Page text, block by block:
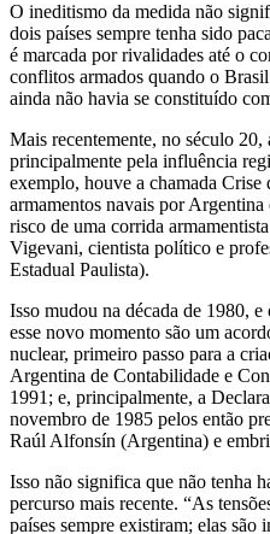
O ineditismo da medida não
dois países sempre tenha sido
é marcada por rivalidades até o
conflitos armados quando o
ainda não havia se constituído
Mais recentemente, no século 20,
principalmente pela influência
exemplo, houve a chamada Crise
armamentos navais por
risco de uma corrida
Vigevani, cientista político e
Estadual Paulista).
Isso mudou na década de 1980,
esse novo momento são um
nuclear, primeiro passo para a
Argentina de Contabilidade e
1991; e, principalmente, a
novembro de 1985 pelos então
Raúl Alfonsín (Argentina) e
Isso não significa que não tenha
percurso mais recente. “As
países sempre existiram; elas